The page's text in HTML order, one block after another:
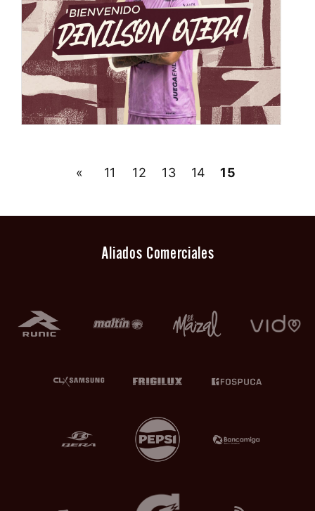
« 11 12 13 14 15
Aliados Comerciales